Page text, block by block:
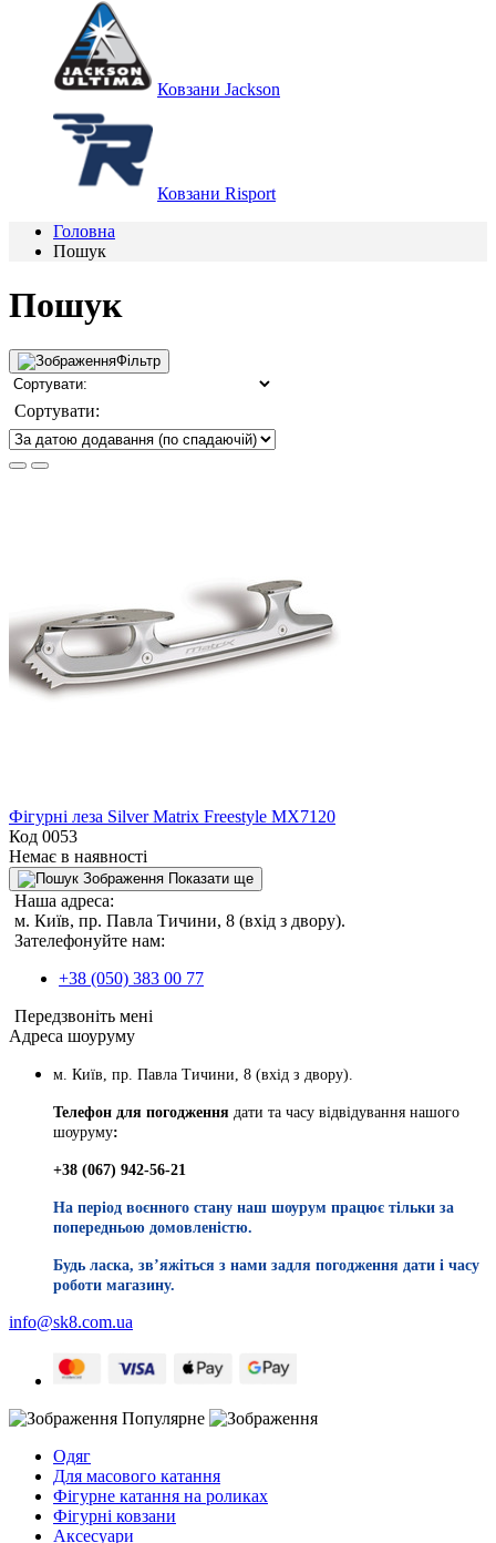
Ковзани Jackson
Ковзани Risport
Головна
Пошук
Пошук
Фільтр
Сортувати:
Фігурні леза Silver Matrix Freestyle MX7120
Код 0053
Немає в наявності
Показати ще
Наша адреса:
м. Київ, пр. Павла Тичини, 8 (вхід з двору).
Зателефонуйте нам:
+38 (050) 383 00 77
Передзвоніть мені
Адреса шоуруму
м. Київ, пр. Павла Тичини, 8 (вхід з двору).
Телефон для погодження дати та часу відвідування нашого
шоуруму:
+38 (067) 942-56-21
На період воєнного стану наш шоурум працює тільки за
попередньою домовленістю.
Будь ласка, звʼяжіться з нами задля погодження дати і часу
роботи магазину.
info@sk8.com.ua
Популярне
Одяг
Для масового катання
Фігурне катання на роликах
Фігурні ковзани
Аксесуари